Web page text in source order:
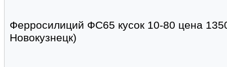
Ферросилиций ФС65 кусок 10-80 цена
Новокузнецк)